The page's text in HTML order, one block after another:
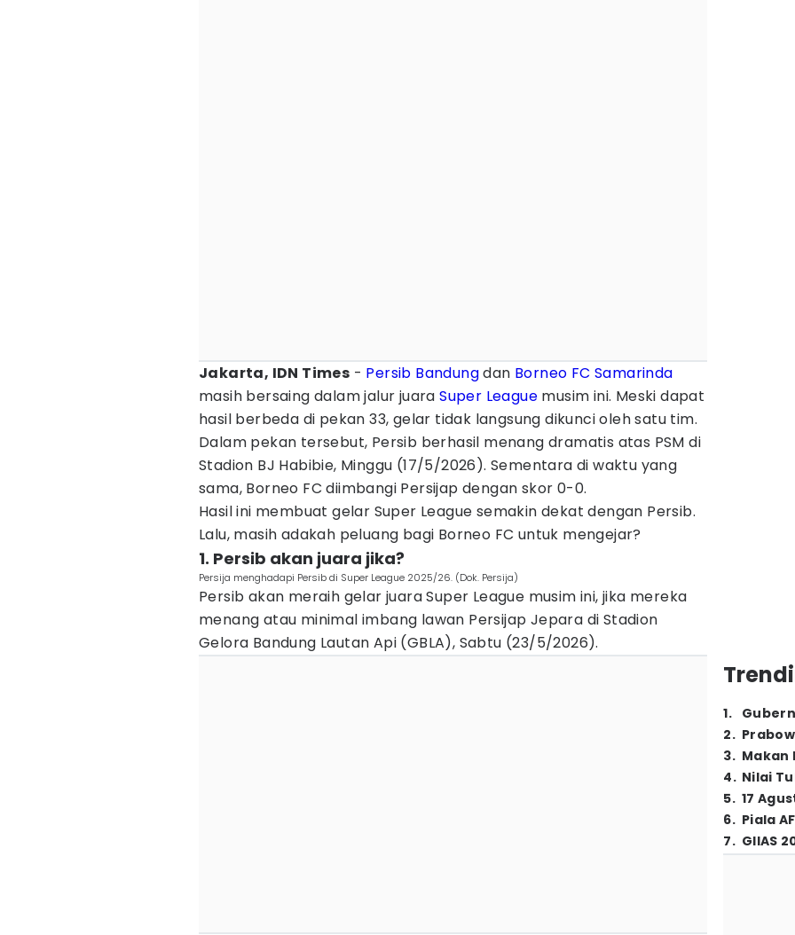
Jakarta, IDN Times - Persib Bandungdan Borneo FC Samarinda
masih bersaing dalam jalur juaraSuper League musim ini. Meski dapat
hasil berbeda di pekan 33, gelar tidak langsung dikunci oleh satu tim.
Dalam pekan tersebut, Persib berhasil menang dramatis atas PSM di
Stadion BJ Habibie, Minggu (17/5/2026). Sementara di waktu yang
sama, Borneo FC diimbangi Persijap dengan skor 0-0.
Hasil ini membuat gelar Super League semakin dekat dengan Persib.
Lalu, masih adakah peluang bagi Borneo FC untuk mengejar?
1. Persib akan juara jika?
Persija menghadapi Persib di Super League 2025/26. (Dok. Persija)
Persib akan meraih gelar juara Super League musim ini, jika mereka
menang atau minimal imbang lawan Persijap Jepara di Stadion
Gelora Bandung Lautan Api (GBLA), Sabtu (23/5/2026).
1.
2.
3. Makan
4. Nilai
5. 17
6. Piala
7. GIIAS